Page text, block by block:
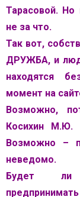
Тарасовой.
не за что.
Так вот,
ДРУЖБА, и
находятся
момент на
Возможно,
Косихин М.Ю.
Возможно –
неведомо.
Будет ли